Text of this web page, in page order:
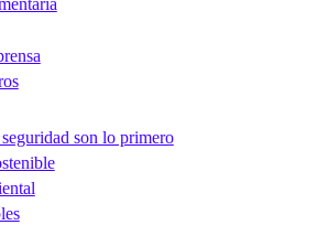
son lo primero